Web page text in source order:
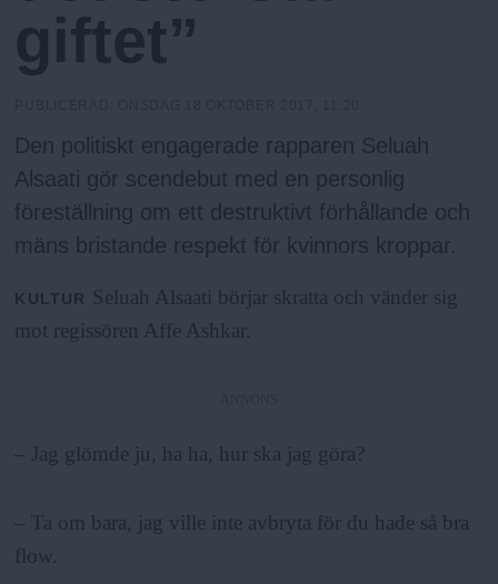
h
o
l
m
s
F
i
a
n
giftet”
Den politiskt engagerade rapparen Seluah
Alsaati gör scendebut med en personlig
föreställning om ett destruktivt förhållande och
mäns bristande respekt för kvinnors kroppar.
KULTUR
Seluah Alsaati börjar skratta och vänder sig
mot regissören Affe Ashkar.
– Jag glömde ju, ha ha, hur ska jag göra?
– Ta om bara, jag ville inte avbryta för du hade så bra
flow.